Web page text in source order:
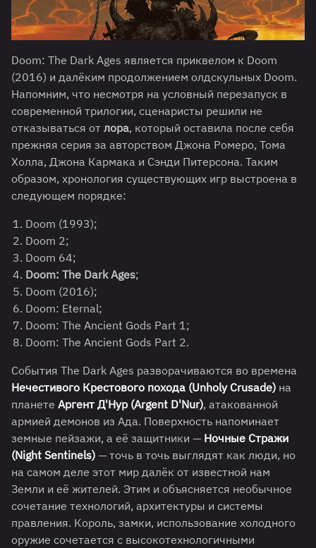
Doom: The Dark Ages является приквелом к Doom
(2016) и далёким продолжением олдскульных Doom.
Напомним, что несмотря на условный перезапуск в
современной трилогии, сценаристы решили не
отказываться от лора, который оставила после себя
прежняя серия за авторством Джона Ромеро, Тома
Холла, Джона Кармака и Сэнди Питерсона. Таким
образом, хронология существующих игр выстроена в
следующем порядке:
Doom (1993);
Doom 2;
Doom 64;
Doom: The Dark Ages;
Doom (2016);
Doom: Eternal;
Doom: The Ancient Gods Part 1;
Doom: The Ancient Gods Part 2.
События The Dark Ages разворачиваются во времена
Нечестивого Крестового похода (Unholy Crusade) на
планете Аргент Д'Нур (Argent D'Nur), атакованной
армией демонов из Ада. Поверхность напоминает
земные пейзажи, а её защитники — Ночные Стражи
(Night Sentinels) — точь в точь выглядят как люди, но
на самом деле этот мир далёк от известной нам
Земли и её жителей. Этим и объясняется необычное
сочетание технологий, архитектуры и системы
правления. Король, замки, использование холодного
оружие сочетается с высокотехнологичными